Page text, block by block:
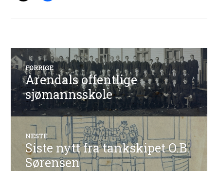
Innleggsnavigasjon
FORRIGE
Forrige
innlegg:
Arendals offentlige
sjømannsskole
NESTE
Neste
innlegg:
Siste nytt fra tankskipet O.B.
Sørensen